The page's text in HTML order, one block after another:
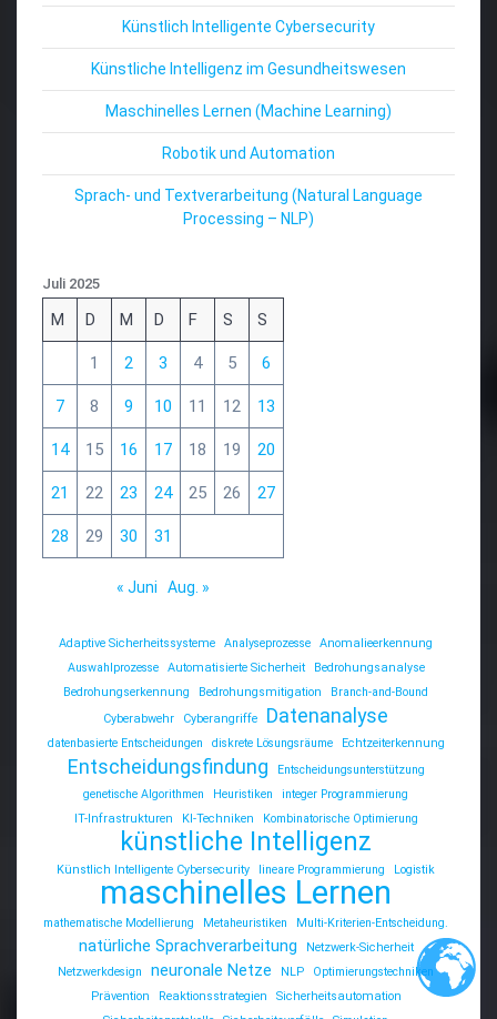
Künstlich Intelligente Cybersecurity
Künstliche Intelligenz im Gesundheitswesen
Maschinelles Lernen (Machine Learning)
Robotik und Automation
Sprach- und Textverarbeitung (Natural Language
Processing – NLP)
Juli 2025
M D M D F S S
1 2 3 4 5 6
7 8 9 10 11 12 13
14 15 16 17 18 19 20
21 22 23 24 25 26 27
28 29 30 31
« Juni Aug. »
Adaptive Sicherheitssysteme Analyseprozesse
Anomalieerkennung
Auswahlprozesse
Automatisierte Sicherheit
Bedrohungsanalyse
Bedrohungserkennung
Bedrohungsmitigation
Branch-and-Bound
Cyberabwehr
Cyberangriffe Datenanalyse
datenbasierte Entscheidungen diskrete Lösungsräume Echtzeiterkennung
Entscheidungsfindung
Entscheidungsunterstützung
genetische Algorithmen
Heuristiken
integer Programmierung
IT-Infrastrukturen
KI-Techniken Kombinatorische Optimierung
künstliche Intelligenz
Künstlich Intelligente Cybersecurity lineare Programmierung Logistik
maschinelles Lernen
mathematische Modellierung Metaheuristiken Multi-Kriterien-Entscheidung.
natürliche Sprachverarbeitung
Netzwerk-Sicherheit
Netzwerkdesign
neuronale Netze NLP
Optimierungstechniken
Prävention
Reaktionsstrategien
Sicherheitsautomation